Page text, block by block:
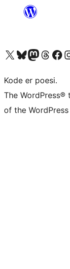
Besøg vores X (tidligere Twitter) konto
Besøg vores Bluesky-konto
Besøg vores Mastodon konto
Besøg vores Threads-konto
Besøg vores
Kode er poesi.
The
of the